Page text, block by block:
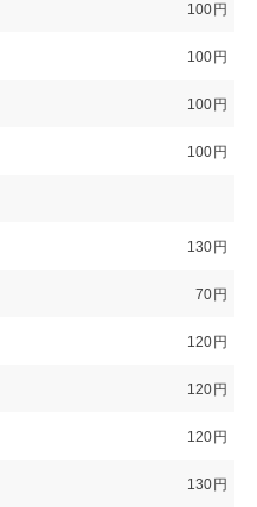
100円
100円
100円
100円
130円
70円
120円
120円
120円
130円